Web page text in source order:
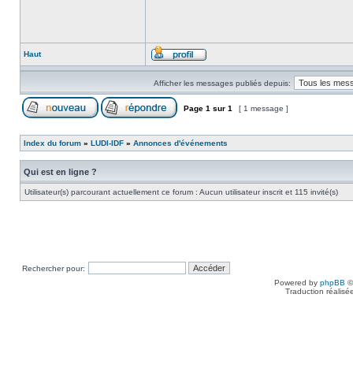
Haut
Afficher les messages publiés depuis:
Page 1 sur 1 [ 1 message ]
Index du forum » LUDI-IDF » Annonces d'événements
Qui est en ligne ?
Utilisateur(s) parcourant actuellement ce forum : Aucun utilisateur inscrit et 115 invité(s)
Rechercher pour:
Powered by phpBB
Traduction